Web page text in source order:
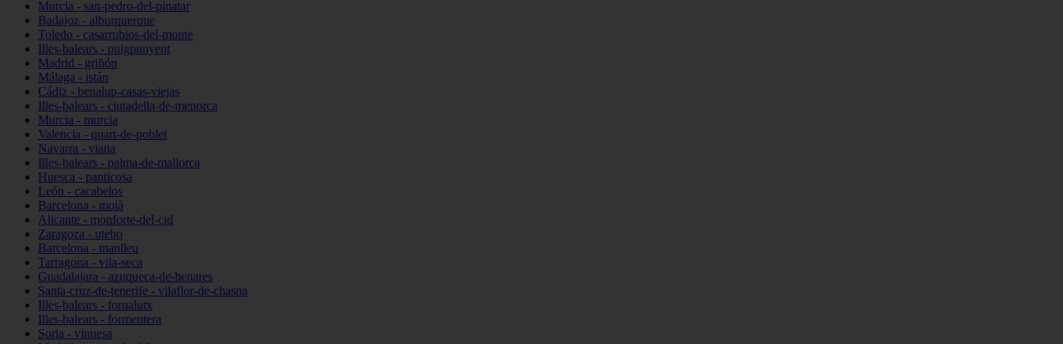
Murcia - san-pedro-del-pinatar
Badajoz - alburquerque
Toledo - casarrubios-del-monte
Illes-balears - puigpunyent
Madrid - griñón
Málaga - istán
Cádiz - benalup-casas-viejas
Illes-balears - ciutadella-de-menorca
Murcia - murcia
Valencia - quart-de-poblet
Navarra - viana
Illes-balears - palma-de-mallorca
Huesca - panticosa
León - cacabelos
Barcelona - moià
Alicante - monforte-del-cid
Zaragoza - utebo
Barcelona - manlleu
Tarragona - vila-seca
Guadalajara - azuqueca-de-henares
Santa-cruz-de-tenerife - vilaflor-de-chasna
Illes-balears - fornalutx
Illes-balears - formentera
Soria - vinuesa